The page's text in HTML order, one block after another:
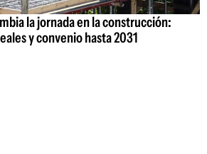
la jornada en la construcción:
y convenio hasta 2031